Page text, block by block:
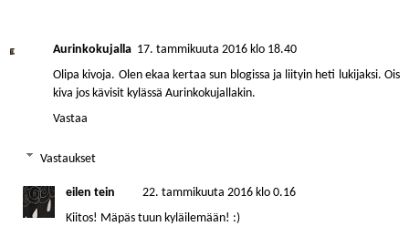
Aurinkokujalla 17. tammikuuta 2016 klo 18.40
Olipa kivoja. Olen ekaa kertaa sun blogissa ja liityin heti lukijaksi. Ois
kiva jos kävisit kylässä Aurinkokujallakin.
Vastaa
Vastaukset
eilen tein
22. tammikuuta 2016 klo 0.16
Kiitos! Mäpäs tuun kyläilemään! :)